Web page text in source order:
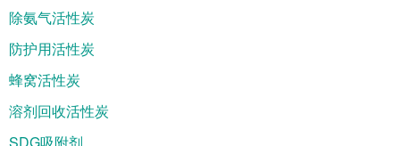
除氨气活性炭
防护用活性炭
蜂窝活性炭
溶剂回收活性炭